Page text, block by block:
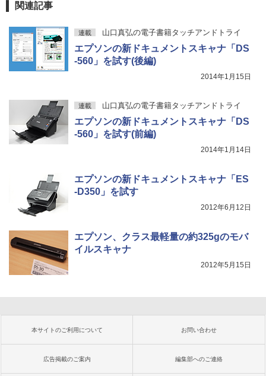
関連記事
連載 山口真弘の電子書籍タッチアンドトライ
エプソンの新ドキュメントスキャナ「DS
-560」を試す(後編)
2014年1月15日
連載 山口真弘の電子書籍タッチアンドトライ
エプソンの新ドキュメントスキャナ「DS
-560」を試す(前編)
2014年1月14日
エプソンの新ドキュメントスキャナ「ES
-D350」を試す
2012年6月12日
エプソン、クラス最軽量の約325gのモバ
イルスキャナ
2012年5月15日
本サイトのご利用について お問い合わせ
広告掲載のご案内 編集部へのご連絡